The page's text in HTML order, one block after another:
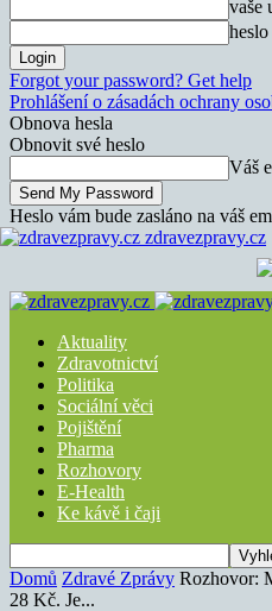
vaše
heslo
Forgot your password? Get help
Prohlášení o zásadách ochrany
Obnova hesla
Obnovit své heslo
Váš
Heslo vám bude zasláno na váš
zdravezpravy.cz
Aktuality
Zdravotnictví
Politika
Sociální věci
Pojištění
Pharma
Rozhovory
E-Health
Ke kávě i čaji
Domů Zdravé Zprávy Rozhovor:
28 Kč. Je...